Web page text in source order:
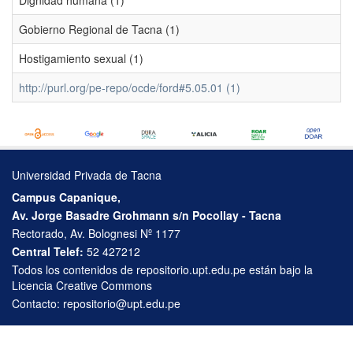
Gobierno Regional de Tacna (1)
Hostigamiento sexual (1)
http://purl.org/pe-repo/ocde/ford#5.05.01 (1)
Universidad Privada de Tacna
Campus Capanique,
Av. Jorge Basadre Grohmann s/n Pocollay - Tacna
Rectorado, Av. Bolognesi Nº 1177
Central Telef: 52 427212
Todos los contenidos de repositorio.upt.edu.pe están bajo la
Licencia Creative Commons
Contacto: repositorio@upt.edu.pe